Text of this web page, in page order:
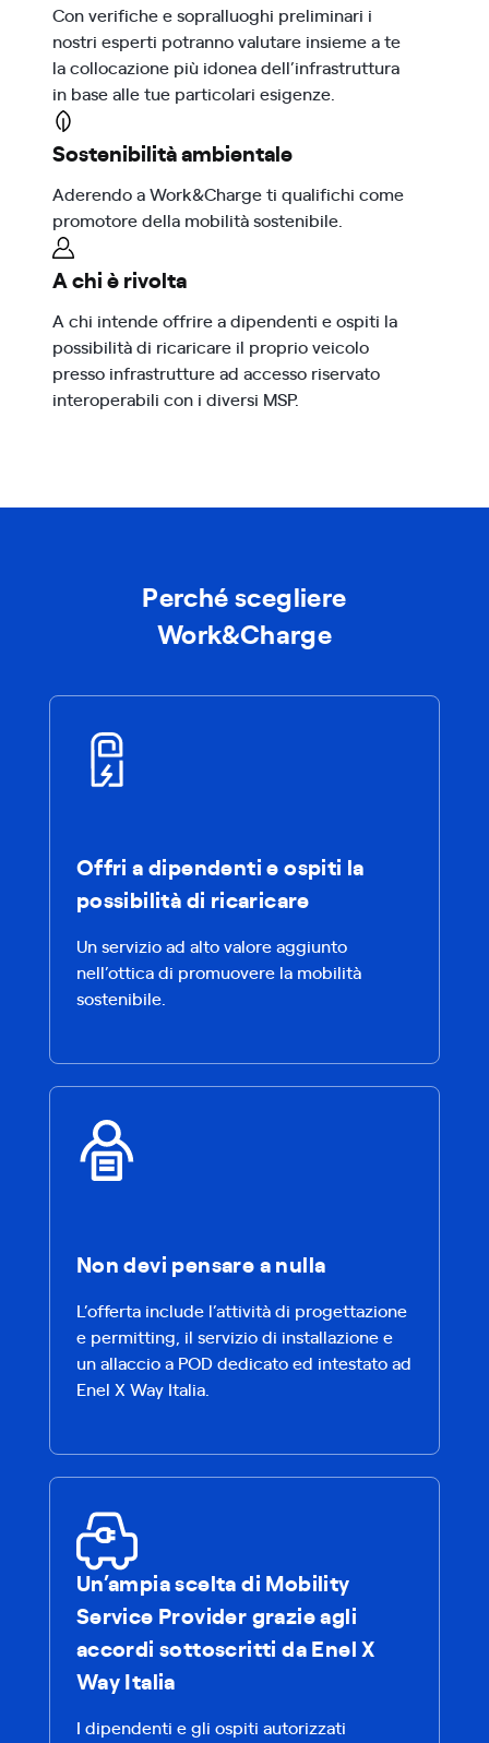
Con verifiche e sopralluoghi preliminari i
nostri esperti potranno valutare insieme a te
la collocazione più idonea dell’infrastruttura
in base alle tue particolari esigenze.
Sostenibilità ambientale
Aderendo a Work&Charge ti qualifichi come
promotore della mobilità sostenibile.
A chi è rivolta
A chi intende offrire a dipendenti e ospiti la
possibilità di ricaricare il proprio veicolo
presso infrastrutture ad accesso riservato
interoperabili con i diversi MSP.
Perché scegliere
Work&Charge
Offri a dipendenti e ospiti la
possibilità di ricaricare
Un servizio ad alto valore aggiunto
nell’ottica di promuovere la mobilità
sostenibile.
Non devi pensare a nulla
L’offerta include l’attività di progettazione
e permitting, il servizio di installazione e
un allaccio a POD dedicato ed intestato ad
Enel X Way Italia.
Un’ampia scelta di Mobility
Service Provider grazie agli
accordi sottoscritti da Enel X
Way Italia
I dipendenti e gli ospiti autorizzati